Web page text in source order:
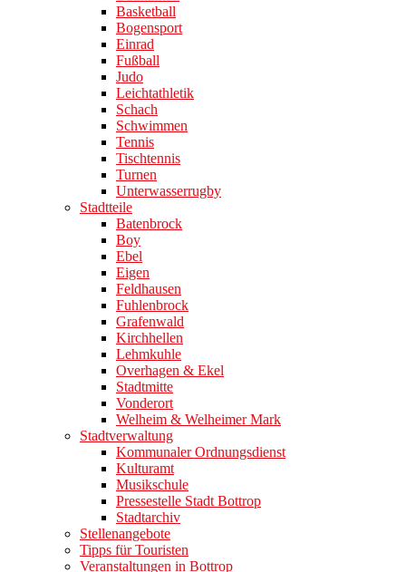
Basketball
Bogensport
Einrad
Fußball
Judo
Leichtathletik
Schach
Schwimmen
Tennis
Tischtennis
Turnen
Unterwasserrugby
Stadtteile
Batenbrock
Boy
Ebel
Eigen
Feldhausen
Fuhlenbrock
Grafenwald
Kirchhellen
Lehmkuhle
Overhagen & Ekel
Stadtmitte
Vonderort
Welheim & Welheimer Mark
Stadtverwaltung
Kommunaler Ordnungsdienst
Kulturamt
Musikschule
Pressestelle Stadt Bottrop
Stadtarchiv
Stellenangebote
Tipps für Touristen
Veranstaltungen in Bottrop